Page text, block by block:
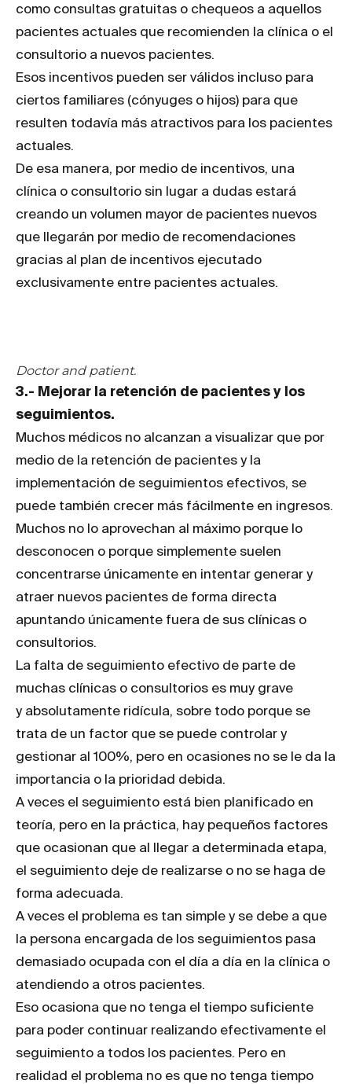
como consultas gratuitas o chequeos a aquellos
pacientes actuales que recomienden la clínica o el
consultorio a nuevos pacientes.
Esos incentivos pueden ser válidos incluso para
ciertos familiares (cónyuges o hijos) para que
resulten todavía más atractivos para los pacientes
actuales.
De esa manera, por medio de incentivos, una
clínica o consultorio sin lugar a dudas estará
creando un volumen mayor de pacientes nuevos
que llegarán por medio de recomendaciones
gracias al plan de incentivos ejecutado
exclusivamente entre pacientes actuales.
Doctor and patient.
3.- Mejorar la retención de pacientes y los
seguimientos.
Muchos médicos no alcanzan a visualizar que por
medio de la retención de pacientes y la
implementación de seguimientos efectivos, se
puede también crecer más fácilmente en ingresos.
Muchos no lo aprovechan al máximo porque lo
desconocen o porque simplemente suelen
concentrarse únicamente en intentar generar y
atraer nuevos pacientes de forma directa
apuntando únicamente fuera de sus clínicas o
consultorios.
La falta de seguimiento efectivo de parte de
muchas clínicas o consultorios es muy grave
y absolutamente ridícula, sobre todo porque se
trata de un factor que se puede controlar y
gestionar al 100%, pero en ocasiones no se le da la
importancia o la prioridad debida.
A veces el seguimiento está bien planificado en
teoría, pero en la práctica, hay pequeños factores
que ocasionan que al llegar a determinada etapa,
el seguimiento deje de realizarse o no se haga de
forma adecuada.
A veces el problema es tan simple y se debe a que
la persona encargada de los seguimientos pasa
demasiado ocupada con el día a día en la clínica o
atendiendo a otros pacientes.
Eso ocasiona que no tenga el tiempo suficiente
para poder continuar realizando efectivamente el
seguimiento a todos los pacientes. Pero en
realidad el problema no es que no tenga tiempo